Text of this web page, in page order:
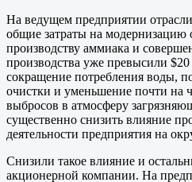
На ведущем предприятии
общие затраты на модернизацию
производству аммиака и
производства уже превысили $20
сокращение потребления воды,
очистки и уменьшение почти на
выбросов в атмосферу
существенно снизить влияние
деятельности предприятия на
Снизили такое влияние и
акционерной компании. На